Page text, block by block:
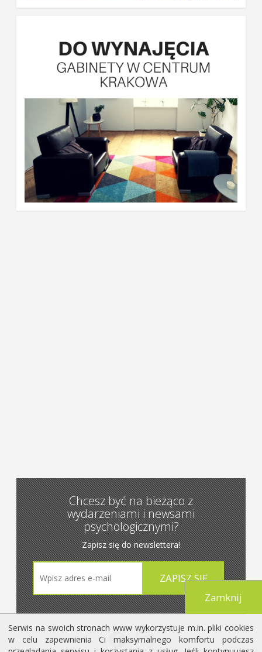
Chcesz być na bieżąco z
wydarzeniami i newsami
psychologicznymi?
Zapisz się do newslettera!
Serwis na swoich stronach www wykorzystuje m.in. pliki cookies
w celu zapewnienia Ci maksymalnego komfortu podczas
Zamknij